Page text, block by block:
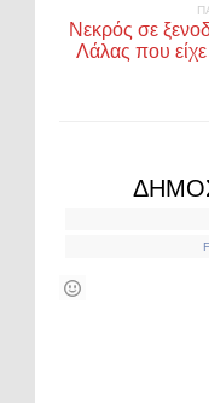
Νεκρός σε
Λάλας που είχε